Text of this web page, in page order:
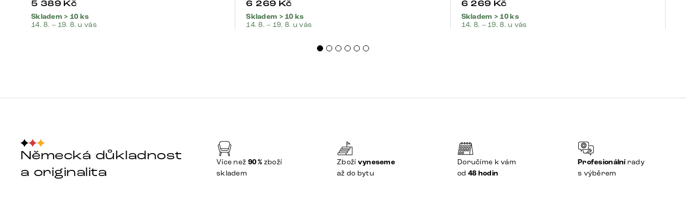
5 389 Kč
Skladem > 10 ks
14. 8. – 19. 8. u vás
6 269 Kč
Skladem > 10 ks
14. 8. – 19. 8. u vás
6 269 Kč
Skladem > 10 ks
14. 8. – 19. 8. u vás
Německá důkladnost
a originalita
Více než 90 %zboží
skladem
Zbožívyneseme
až do bytu
Doručíme k vám
od 48 hodin
Profesionálnírady
s výběrem